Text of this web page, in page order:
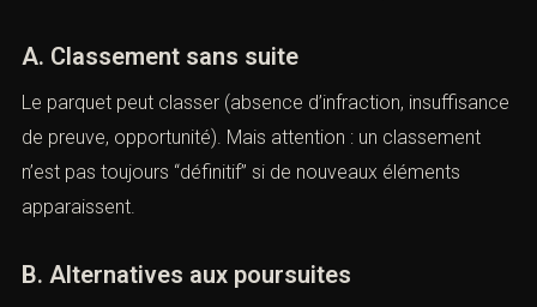
A. Classement sans suite
Le parquet peut classer (absence d’infraction, insuffisance
de preuve, opportunité). Mais attention : un classement
n’est pas toujours “définitif” si de nouveaux éléments
apparaissent.
B. Alternatives aux poursuites